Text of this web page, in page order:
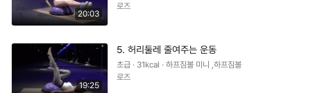
20:03
로즈
19:25
5. 허리둘레 줄여주는 운동
초급 · 31kcal · 하프짐볼 미니 ,하프짐볼
로즈